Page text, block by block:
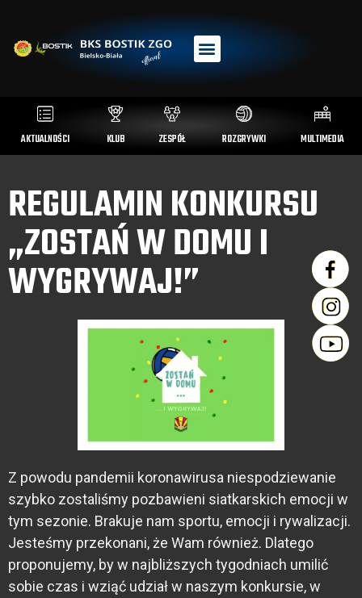
AKTUALNOŚCI KLUB ZESPÓŁ ROZGRYWKI MULTIMEDIA
REGULAMIN KONKURSU
„ZOSTAŃ W DOMU I
WYGRYWAJ!”
Z powodu pandemii koronawirusa niespodziewanie
szybko zostaliśmy pozbawieni siatkarskich emocji w
tym sezonie. Brakuje nam sportu, emocji i rywalizacji.
Jesteśmy przekonani, że Wam również. Dlatego
proponujemy, by w najbliższych tygodniach umilić
sobie czas i wziąć udział w naszym konkursie, w